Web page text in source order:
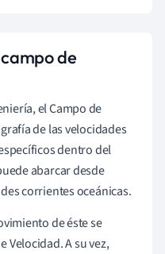
de
el Campo de
de las velocidades
dentro del
abarcar desde
corrientes oceánicas.
de éste se
Velocidad. A su vez,